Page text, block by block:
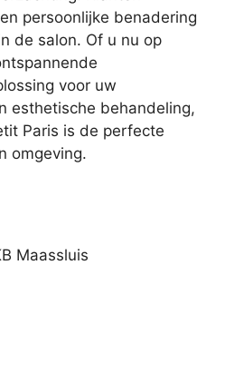
persoonlijke benadering
de salon. Of u nu op
voor uw
esthetische behandeling,
Paris is de perfecte
omgeving.
Maassluis